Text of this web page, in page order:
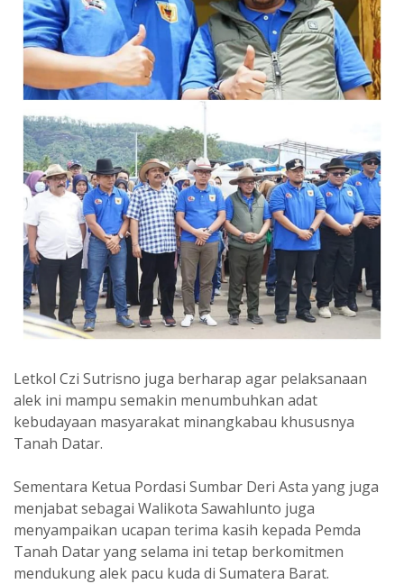
Letkol Czi Sutrisno juga berharap agar pelaksanaan
alek ini mampu semakin menumbuhkan adat
kebudayaan masyarakat minangkabau khususnya
Tanah Datar.
Sementara Ketua Pordasi Sumbar Deri Asta yang juga
menjabat sebagai Walikota Sawahlunto juga
menyampaikan ucapan terima kasih kepada Pemda
Tanah Datar yang selama ini tetap berkomitmen
mendukung alek pacu kuda di Sumatera Barat.